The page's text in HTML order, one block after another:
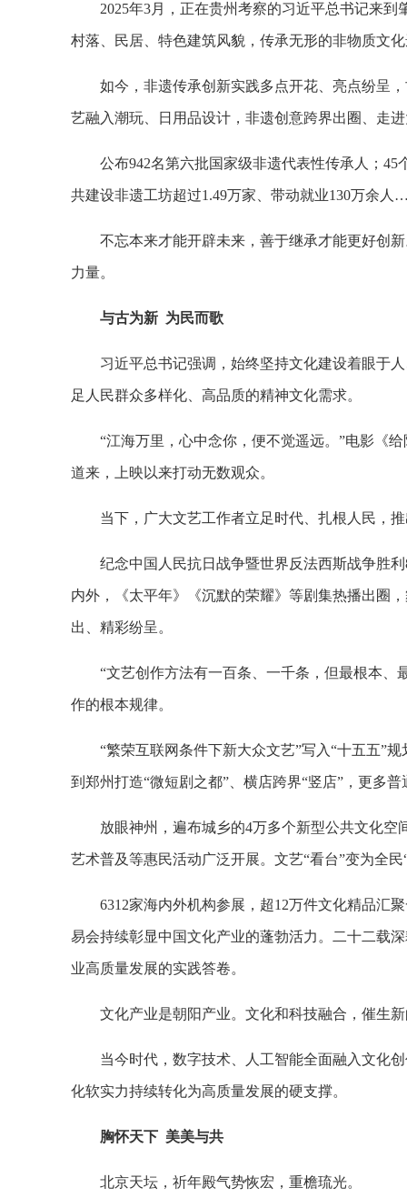
2025年3月，正在贵州考察的习近平总书记来
村落、民居、特色建筑风貌，传承无形的非物质文
如今，非遗传承创新实践多点开花、亮点纷呈
艺融入潮玩、日用品设计，非遗创意跨界出圈、走
公布942名第六批国家级非遗代表性传承人；
共建设非遗工坊超过1.49万家、带动就业130万余
不忘本来才能开辟未来，善于继承才能更好创
力量。
与古为新 为民而歌
习近平总书记强调，始终坚持文化建设着眼于
足人民群众多样化、高品质的精神文化需求。
“江海万里，心中念你，便不觉遥远。”电影《
道来，上映以来打动无数观众。
当下，广大文艺工作者立足时代、扎根人民，
纪念中国人民抗日战争暨世界反法西斯战争胜
内外，《太平年》《沉默的荣耀》等剧集热播出圈
出、精彩纷呈。
“文艺创作方法有一百条、一千条，但最根本
作的根本规律。
“繁荣互联网条件下新大众文艺”写入“十五五”
到郑州打造“微短剧之都”、横店跨界“竖店”，更多
放眼神州，遍布城乡的4万多个新型公共文化空
艺术普及等惠民活动广泛开展。文艺“看台”变为全
6312家海内外机构参展，超12万件文化精品汇
易会持续彰显中国文化产业的蓬勃活力。二十二载
业高质量发展的实践答卷。
文化产业是朝阳产业。文化和科技融合，催生
当今时代，数字技术、人工智能全面融入文化
化软实力持续转化为高质量发展的硬支撑。
胸怀天下 美美与共
北京天坛，祈年殿气势恢宏，重檐琉光。